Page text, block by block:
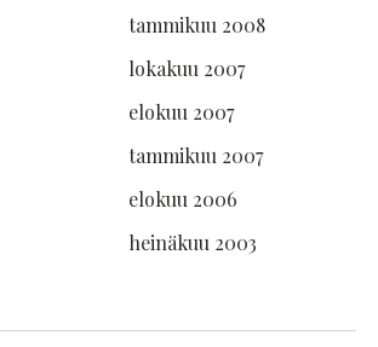
tammikuu 2008
lokakuu 2007
elokuu 2007
tammikuu 2007
elokuu 2006
heinäkuu 2003